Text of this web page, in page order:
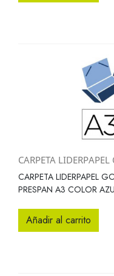
CARPETA
CARPETA LIDERPAPEL
PRESPAN A3 COLOR
Añadir al carrito